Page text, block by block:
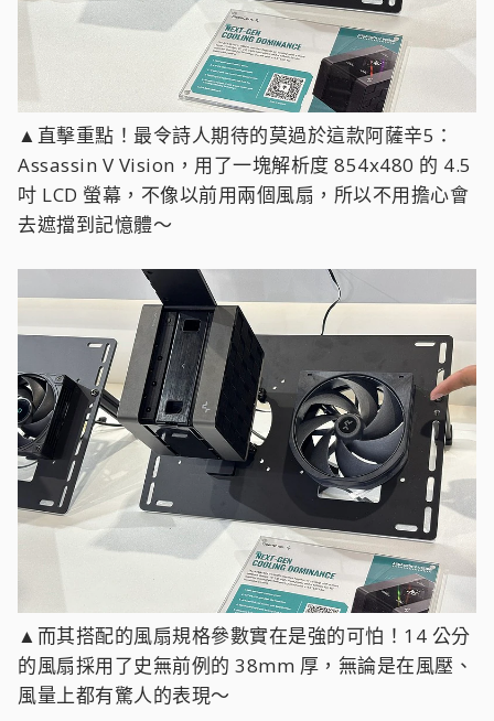
▲直擊重點！最令詩人期待的莫過於這款阿薩辛5：
Assassin V Vision，用了一塊解析度 854x480 的 4.5
吋 LCD 螢幕，不像以前用兩個風扇，所以不用擔心會
去遮擋到記憶體～
▲而其搭配的風扇規格參數實在是強的可怕！14 公分
的風扇採用了史無前例的 38mm 厚，無論是在風壓、
風量上都有驚人的表現～